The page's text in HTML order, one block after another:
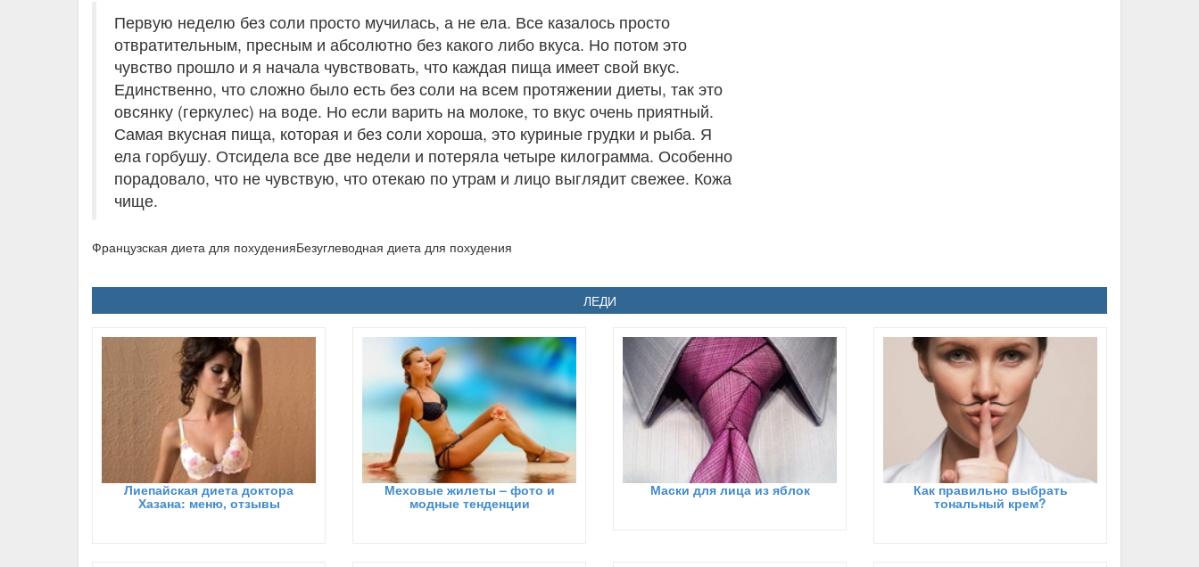
Первую неделю без соли просто мучилась, а не ела. Все казалось просто
отвратительным, пресным и абсолютно без какого либо вкуса. Но потом это
чувство прошло и я начала чувствовать, что каждая пища имеет свой вкус.
Единственно, что сложно было есть без соли на всем протяжении диеты, так это
овсянку (геркулес) на воде. Но если варить на молоке, то вкус очень приятный.
Самая вкусная пища, которая и без соли хороша, это куриные грудки и рыба. Я
ела горбушу. Отсидела все две недели и потеряла четыре килограмма. Особенно
порадовало, что не чувствую, что отекаю по утрам и лицо выглядит свежее. Кожа
чище.
Французская диета для похуденияБезуглеводная диета для похудения
ЛЕДИ
Лиепайская диета доктора
Хазана: меню, отзывы
Меховые жилеты – фото и
модные тенденции
Маски для лица из яблок Как правильно выбрать
тональный крем?